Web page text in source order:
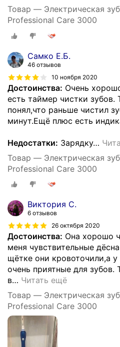
Товар — Электрическая
Professional Care 3000
Самко Е.Б.
46 отзывов
10 ноября 2020
Достоинства: Очень
есть таймер чистки зубов.
понял,что раньше чистил
минут.Ещё плюс есть
Недостатки: Зарядку…
Товар — Электрическая
Professional Care 3000
Виктория С.
6 отзывов
26 октября 2020
Достоинства: Она хорошо
меня чувствительные
щётке они кровоточили,а
очень приятные для зубов.
в… Читать ещё
Товар — Электрическая
Professional Care 3000